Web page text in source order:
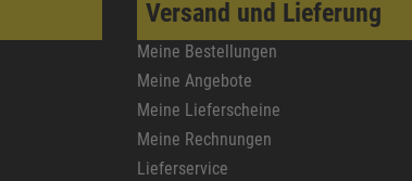
Versand und Lieferung
Meine Bestellungen
Meine Angebote
Meine Lieferscheine
Meine Rechnungen
Lieferservice